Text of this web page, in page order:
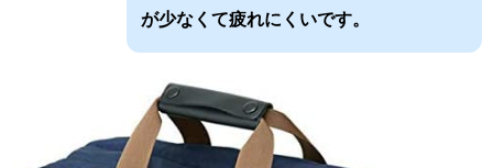
が少なくて疲れにくいです。